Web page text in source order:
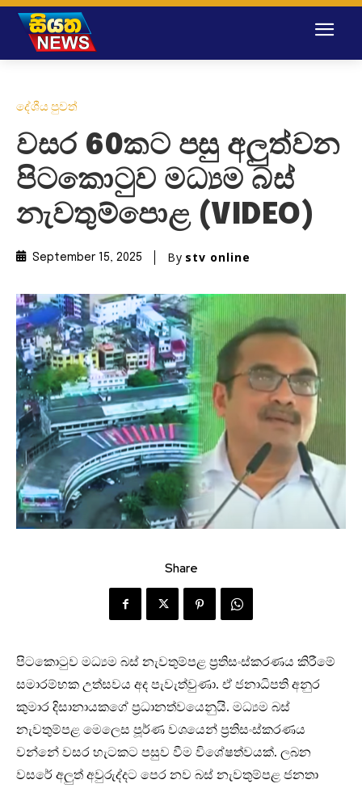
දේශීය පුවත්
වසර 60කට පසු අලුත්වන
පිටකොටුව මධ්‍යම බස්
නැවතුම්පොළ (VIDEO)
September 15, 2025 By stv online
Share
පිටකොටුව මධ්‍යම බස් නැවතුම්පළ ප්‍රතිසංස්කරණය කිරීමේ
සමාරම්භක උත්සවය අද පැවැත්වුණා. ඒ ජනාධිපති අනුර
කුමාර දිසානායකගේ ප්‍රධානත්වයෙනුයි. මධ්‍යම බස්
නැවතුම්පළ මෙලෙස පූර්ණ වශයෙන් ප්‍රතිසංස්කරණය
වන්නේ වසර හැටකට පසුව වීම විශේෂත්වයක්. ලබන
වසරේ අලුත් අවුරුද්දට පෙර නව බස් නැවතුම්පළ ජනතා